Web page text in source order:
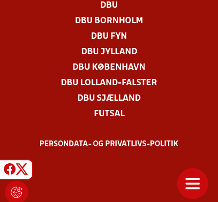
DBU
DBU BORNHOLM
DBU FYN
DBU JYLLAND
DBU KØBENHAVN
DBU LOLLAND-FALSTER
DBU SJÆLLAND
FUTSAL
PERSONDATA- OG PRIVATLIVS-POLITIK